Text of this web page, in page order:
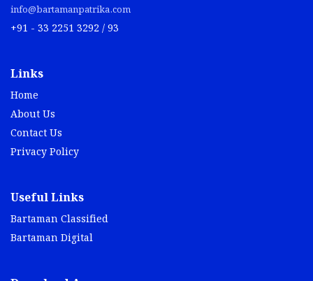
info@bartamanpatrika.com
+91 - 33 2251 3292 / 93
Links
Home
About Us
Contact Us
Privacy Policy
Useful Links
Bartaman Classified
Bartaman Digital